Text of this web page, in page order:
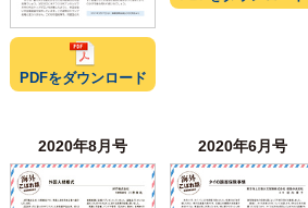
PDFをダウンロード
2020年8月号 2020年6月号